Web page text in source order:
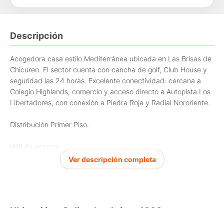
Descripción
Acogedora casa estilo Mediterránea ubicada en Las Brisas de
Chicureo. El sector cuenta con cancha de golf, Club House y
seguridad las 24 horas. Excelente conectividad: cercana a
Colegio Highlands, comercio y acceso directo a Autopista Los
Libertadores, con conexión a Piedra Roja y Radial Nororiente.
Distribución Primer Piso:
Hall de acceso.
Living y Comedor con cocina incorporada y salida a terraza.
Ver descripción completa